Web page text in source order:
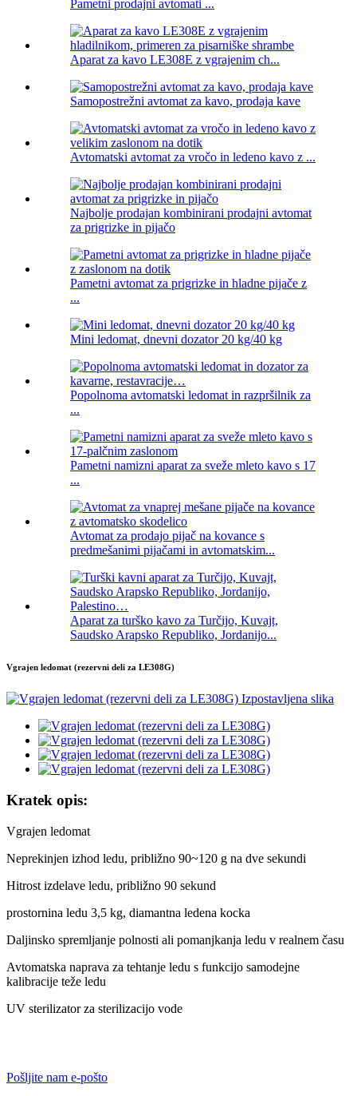
Pametni prodajni avtomati ...
Aparat za kavo LE308E z vgrajenim ch...
Samopostrežni avtomat za kavo, prodaja kave
Avtomatski avtomat za vročo in ledeno kavo z ...
Najbolje prodajan kombinirani prodajni avtomat
za prigrizke in pijačo
Pametni avtomat za prigrizke in hladne pijače z
...
Mini ledomat, dnevni dozator 20 kg/40 kg
Popolnoma avtomatski ledomat in razpršilnik za
...
Pametni namizni aparat za sveže mleto kavo s 17
...
Avtomat za prodajo pijač na kovance s
predmešanimi pijačami in avtomatskim...
Aparat za turško kavo za Turčijo, Kuvajt,
Saudsko Arapsko Republiko, Jordanijo...
Vgrajen ledomat (rezervni deli za LE308G)
Kratek opis:
Vgrajen ledomat
Neprekinjen izhod ledu, približno 90~120 g na dve sekundi
Hitrost izdelave ledu, približno 90 sekund
prostornina ledu 3,5 kg, diamantna ledena kocka
Daljinsko spremljanje polnosti ali pomanjkanja ledu v realnem času
Avtomatska naprava za tehtanje ledu s funkcijo samodejne
kalibracije teže ledu
UV sterilizator za sterilizacijo vode
Pošljite nam e-pošto